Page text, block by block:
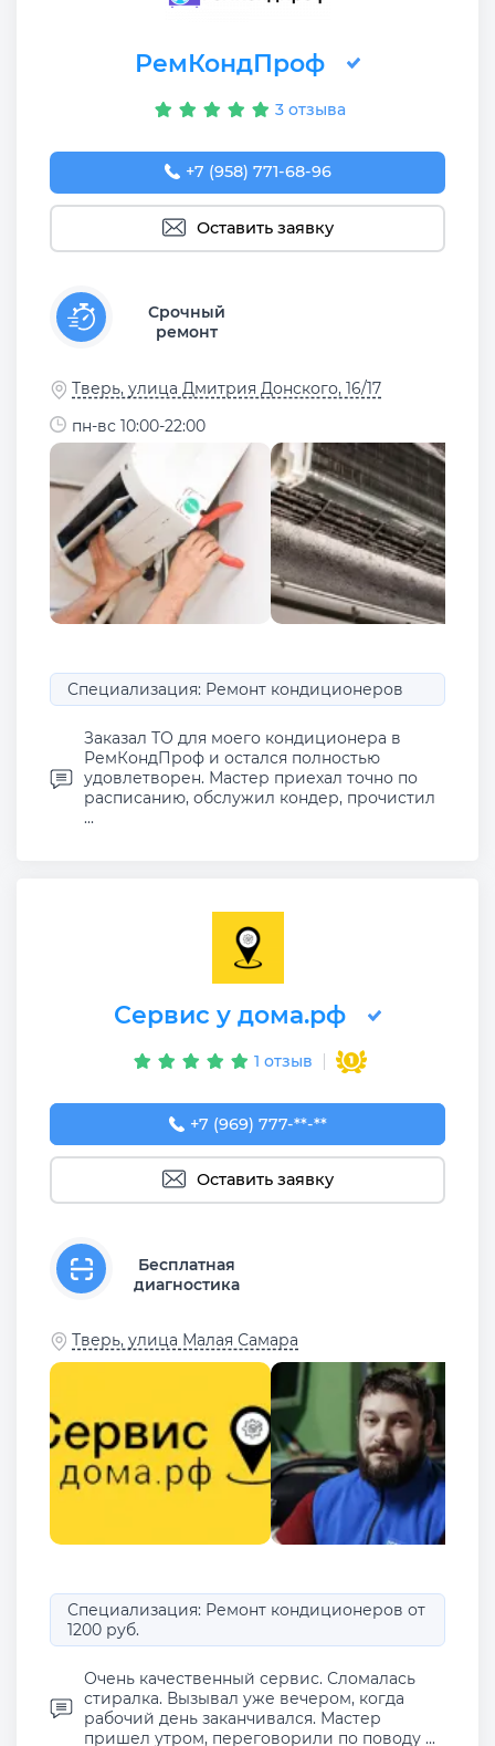
РемКондПроф
3 отзыва
+7 (958) 771-68-96
Оставить заявку
Срочный
ремонт
Тверь, улица Дмитрия Донского, 16/17
пн-вс 10:00-22:00
Специализация: Ремонт кондиционеров
Заказал ТО для моего кондиционера в
РемКондПроф и остался полностью
удовлетворен. Мастер приехал точно по
расписанию, обслужил кондер, прочистил
...
Сервис у дома.рф
1 отзыв
+7 (969) 777-50-55
+7 (969) 777-**-**
Оставить заявку
Бесплатная
диагностика
Тверь, улица Малая Самара
Специализация: Ремонт кондиционеров от
1200 руб.
Очень качественный сервис. Сломалась
стиралка. Вызывал уже вечером, когда
рабочий день заканчивался. Мастер
пришел утром, переговорили по поводу ...